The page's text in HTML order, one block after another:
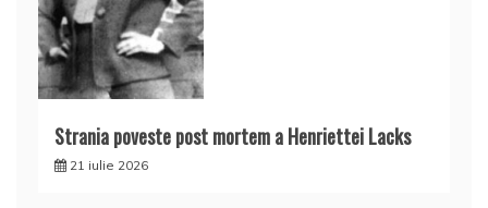
Strania poveste post mortem a Henriettei Lacks
21 iulie 2026